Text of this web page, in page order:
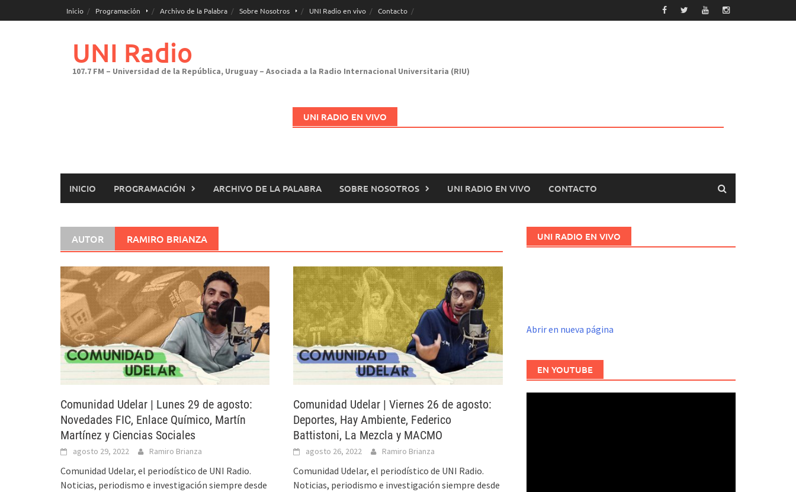
al
Inicio Programación Archivo de la Palabra Sobre Nosotros UNI Radio en vivo Contacto
UNI Radio
107.7 FM – Universidad de la República, Uruguay – Asociada a la Radio Internacional Universitaria (RIU)
UNI RADIO EN VIVO
INICIO PROGRAMACIÓN ARCHIVO DE LA PALABRA SOBRE NOSOTROS UNI RADIO EN VIVO CONTACTO
AUTOR RAMIRO BRIANZA
Comunidad Udelar | Lunes 29 de agosto:
Novedades FIC, Enlace Químico, Martín
Martínez y Ciencias Sociales
agosto 29, 2022 Ramiro Brianza
Comunidad Udelar, el periodístico de UNI Radio.
Noticias, periodismo e investigación siempre desde
Comunidad Udelar | Viernes 26 de agosto:
Deportes, Hay Ambiente, Federico
Battistoni, La Mezcla y MACMO
agosto 26, 2022 Ramiro Brianza
Comunidad Udelar, el periodístico de UNI Radio.
Noticias, periodismo e investigación siempre desde
UNI RADIO EN VIVO
Abrir en nueva página
EN YOUTUBE